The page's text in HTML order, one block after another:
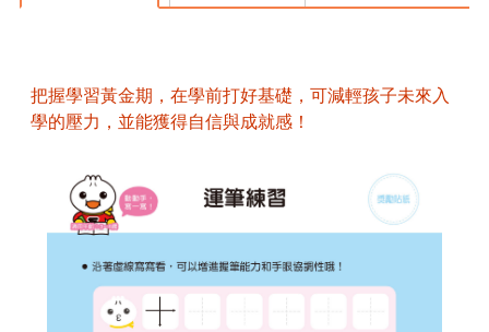
把握學習黃金期，在學前打好基礎，可減輕孩子未來入
學的壓力，並能獲得自信與成就感！